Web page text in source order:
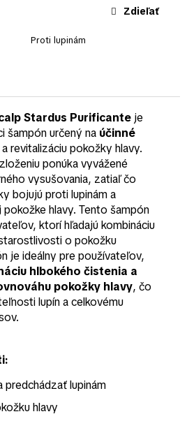
Proti lupinám
Zdieľať
Stardus Purificante je
šampón určený na účinné
a revitalizáciu pokožky hlavy.
ponúka vyvážené
vysušovania, zatiaľ čo
bojujú proti lupinám a
hlavy. Tento šampón
ktorí hľadajú kombináciu
o pokožku
je ideálny pre používateľov,
hlbokého čistenia a
pokožky hlavy, čo
lupín a celkovému
predchádzať lupinám
hlavy